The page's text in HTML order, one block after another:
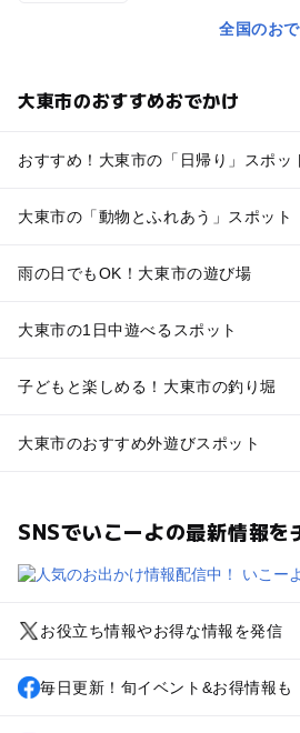
全国のお
大東市のおすすめおでかけ
おすすめ！大東市の「日帰り」スポッ
大東市の「動物とふれあう」スポット
雨の日でもOK！大東市の遊び場
大東市の1日中遊べるスポット
子どもと楽しめる！大東市の釣り堀
大東市のおすすめ外遊びスポット
SNSでいこーよの最新情報を
お役立ち情報やお得な情報を発信
毎日更新！旬イベント&お得情報も